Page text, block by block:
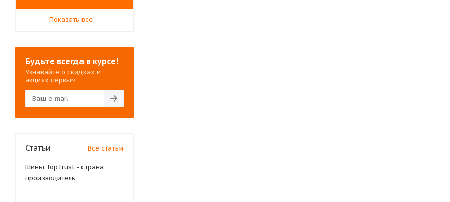
Показать все
Будьте всегда в курсе!
Узнавайте о скидках и
акциях первым
Статьи Все статьи
Шины TopTrust - страна
производитель